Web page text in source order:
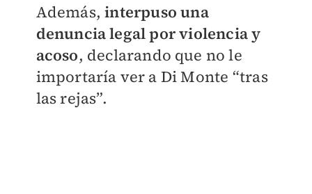
Además,interpuso una
denuncia legal por violencia y
acoso, declarando que no le
importaría ver a Di Monte “tras
las rejas”.